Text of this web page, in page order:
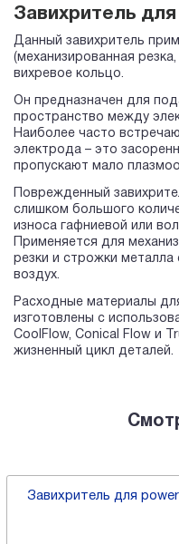
Завихритель
Данный завихритель
(механизированная
вихревое кольцо.
Он предназначен для
пространство между
Наиболее часто
электрода – это
пропускают мало
Поврежденный
слишком большого
износа гафниевой или
Применяется для
резки и строжки
воздух.
Расходные материалы
изготовлены с
CoolFlow, Conical Flow и
жизненный цикл деталей.
Завихритель для